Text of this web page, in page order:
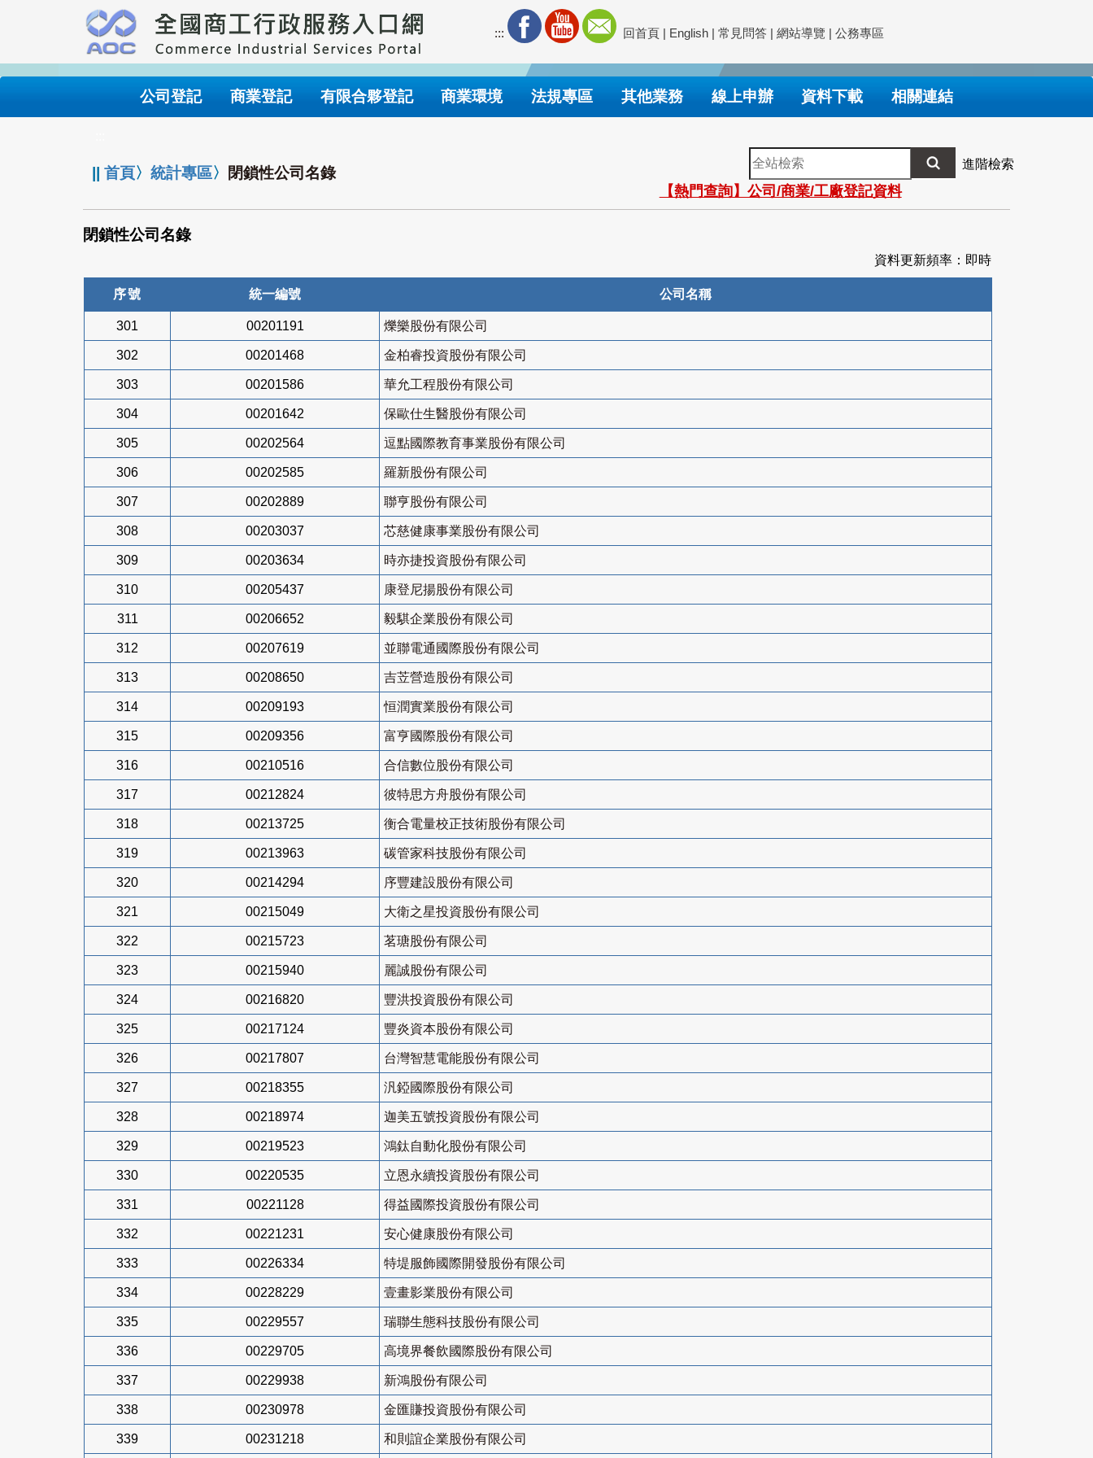
要
內
::: 回首頁 | English | 常見問答 | 網站導覽 | 公務專區
公司登記 商業登記 有限合夥登記 商業環境 法規專區 其他業務 線上申辦 資料下載 相關連結
||首頁〉統計專區〉 閉鎖性公司名錄
全
站
檢
索
進階檢索
【熱門查詢】公司/商業/工廠登記資料
閉鎖性公司名錄
資料更新頻率：即時
序號 統一編號 公司名稱
301 00201191 爍樂股份有限公司
302 00201468 金柏睿投資股份有限公司
303 00201586 華允工程股份有限公司
304 00201642 保歐仕生醫股份有限公司
305 00202564 逗點國際教育事業股份有限公司
306 00202585 羅新股份有限公司
307 00202889 聯亨股份有限公司
308 00203037 芯慈健康事業股份有限公司
309 00203634 時亦捷投資股份有限公司
310 00205437 康登尼揚股份有限公司
311 00206652 毅騏企業股份有限公司
312 00207619 並聯電通國際股份有限公司
313 00208650 吉苙營造股份有限公司
314 00209193 恒潤實業股份有限公司
315 00209356 富亨國際股份有限公司
316 00210516 合信數位股份有限公司
317 00212824 彼特思方舟股份有限公司
318 00213725 衡合電量校正技術股份有限公司
319 00213963 碳管家科技股份有限公司
320 00214294 序豐建設股份有限公司
321 00215049 大衛之星投資股份有限公司
322 00215723 茗瑭股份有限公司
323 00215940 麗誠股份有限公司
324 00216820 豐洪投資股份有限公司
325 00217124 豐炎資本股份有限公司
326 00217807 台灣智慧電能股份有限公司
327 00218355 汎錏國際股份有限公司
328 00218974 迦美五號投資股份有限公司
329 00219523 鴻鈦自動化股份有限公司
330 00220535 立恩永續投資股份有限公司
331 00221128 得益國際投資股份有限公司
332 00221231 安心健康股份有限公司
333 00226334 特堤服飾國際開發股份有限公司
334 00228229 壹畫影業股份有限公司
335 00229557 瑞聯生態科技股份有限公司
336 00229705 高境界餐飲國際股份有限公司
337 00229938 新鴻股份有限公司
338 00230978 金匯賺投資股份有限公司
339 00231218 和則誼企業股份有限公司